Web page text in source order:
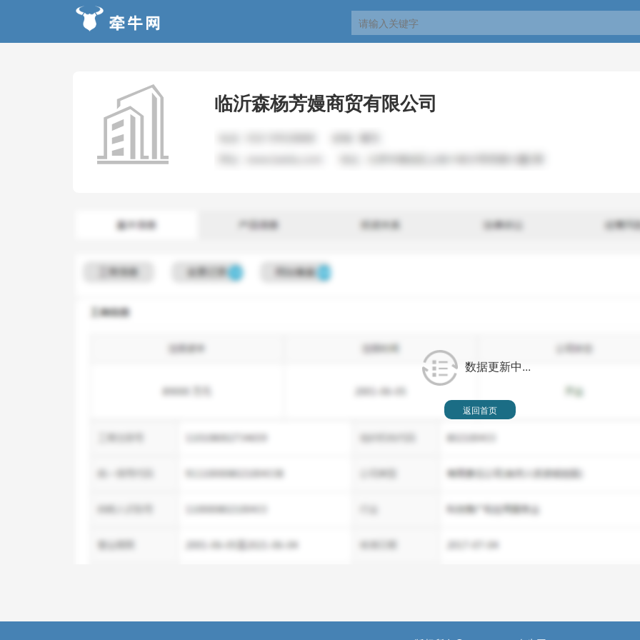
临沂森杨芳嫚商贸有限公司
数据更新中...
返回首页